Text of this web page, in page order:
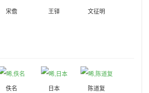
宋儋 王铎 文征明
佚名 日本 陈道复